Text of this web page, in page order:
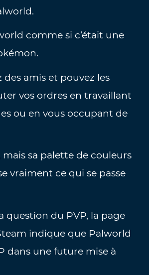
comme si c’était une
des amis et pouvez les
vos ordres en travaillant
ou en vous occupant de
mais sa palette de couleurs
vraiment ce qui se passe
question du PVP, la page
indique que Palworld
dans une future mise à